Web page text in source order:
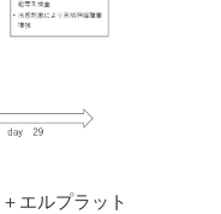
エルプラット